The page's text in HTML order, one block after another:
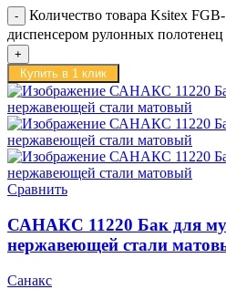
Количество товара Ksitex
диспенсером рулонных полотенец
Купить в 1 клик
Сравнить
САНАКС 11220 Бак для
нержавеющей стали
Санакс